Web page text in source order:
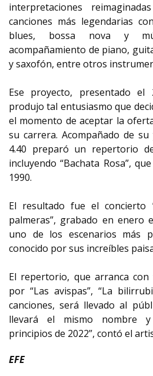
interpretaciones
canciones más legendarias
blues, bossa nova y
acompañamiento de piano,
y saxofón, entre otros
Ese proyecto, presentado el
produjo tal entusiasmo que
el momento de aceptar la
su carrera. Acompañado de
4.40 preparó un repertorio
incluyendo “Bachata Rosa”,
1990.
El resultado fue el concierto
palmeras”, grabado en enero
uno de los escenarios más
conocido por sus increíbles
El repertorio, que arranca con
por “Las avispas”, “La
canciones, será llevado al
llevará el mismo nombre
principios de 2022”, contó el
EFE